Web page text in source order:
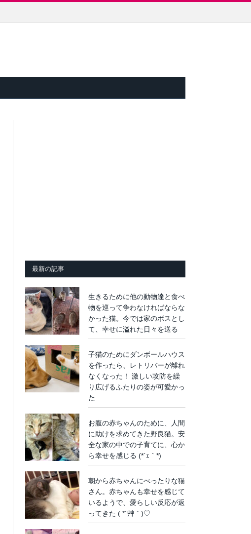
最新の記事
生きるために他の動物達と食べ
物を巡って争わなければならな
かった猫。今では家のボスとし
て、幸せに溢れた日々を送る
子猫のためにダンボールハウス
を作ったら、レトリバーが離れ
なくなった！ 激しい攻防を繰
り広げるふたりの姿が可愛かっ
た
お腹の赤ちゃんのために、人間
に助けを求めてきた野良猫。安
全な家の中での子育てに、心か
ら幸せを感じる (*´ｪ｀*)
朝から赤ちゃんにべったりな猫
さん。赤ちゃんも幸せを感じて
いるようで、愛らしい反応が返
ってきた ( *´艸｀)♡